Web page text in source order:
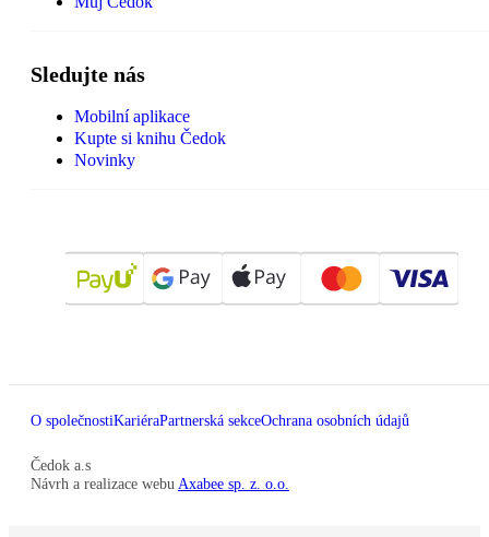
Sledujte nás
Mobilní aplikace
Kupte si knihu Čedok
Novinky
O společnostiKariéraPartnerská sekceOchrana osobních údajů
Čedok a.s
Návrh a realizace webu Axabee sp. z. o.o.